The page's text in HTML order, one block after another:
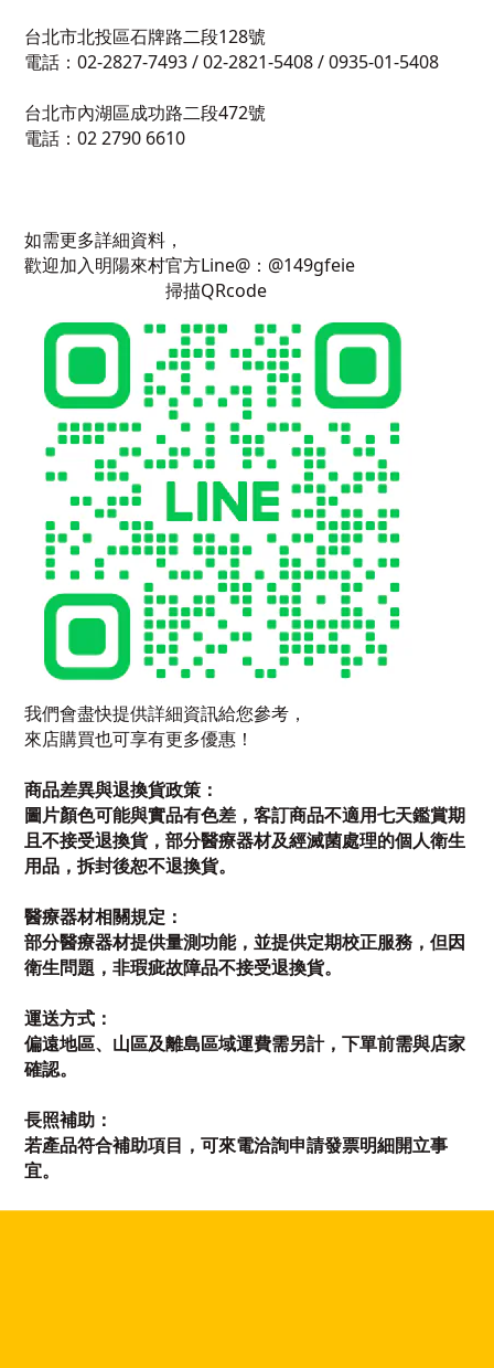
台北市北投區石牌路二段128號
電話：02-2827-7493 / 02-2821-5408 / 0935-01-5408
台北市內湖區成功路二段472號
電話：02 2790 6610
如需更多詳細資料，
歡迎加入明陽來村官方Line@：@149gfeie
掃描QRcode
我們會盡快提供詳細資訊給您參考，
來店購買也可享有更多優惠！
商品差異與退換貨政策：
圖片顏色可能與實品有色差，客訂商品不適用七天鑑賞期
且不接受退換貨，部分醫療器材及經滅菌處理的個人衛生
用品，拆封後恕不退換貨。
醫療器材相關規定：
部分醫療器材提供量測功能，並提供定期校正服務，但因
衛生問題，非瑕疵故障品不接受退換貨。
運送方式：
偏遠地區、山區及離島區域運費需另計，下單前需與店家
確認。
長照補助：
若產品符合補助項目，可來電洽詢申請發票明細開立事
宜。